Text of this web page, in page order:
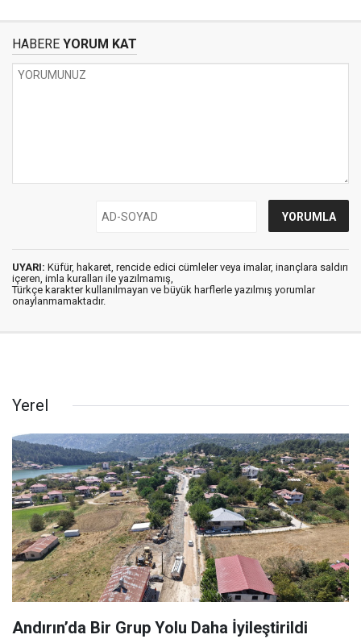
HABERE YORUM KAT
UYARI: Küfür, hakaret, rencide edici cümleler veya imalar, inançlara saldırı
içeren, imla kuralları ile yazılmamış,
Türkçe karakter kullanılmayan ve büyük harflerle yazılmış yorumlar
onaylanmamaktadır.
Yerel
Andırın’da Bir Grup Yolu Daha İyileştirildi